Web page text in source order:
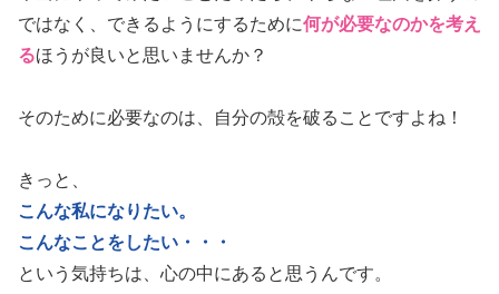
ではなく、できるようにするために何が必要なのかを考え
るほうが良いと思いませんか？
そのために必要なのは、自分の殻を破ることですよね！
きっと、
こんな私になりたい。
こんなことをしたい・・・
という気持ちは、心の中にあると思うんです。